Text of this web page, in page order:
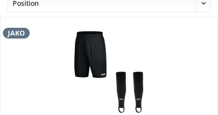
JAKO